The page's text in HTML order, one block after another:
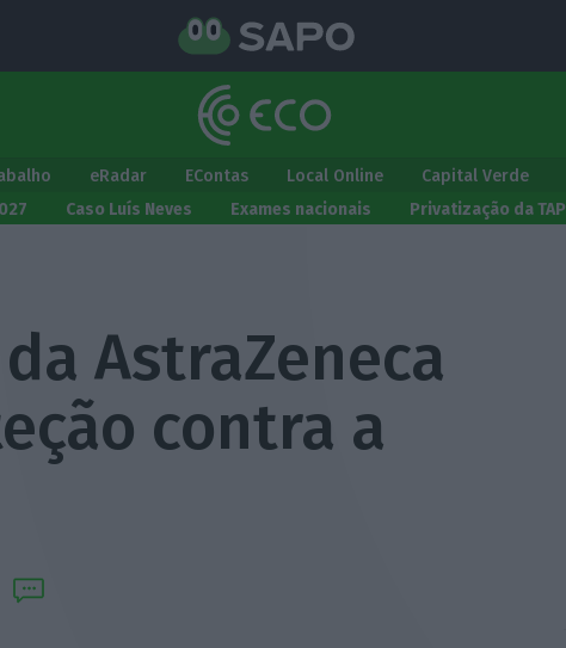
eRadar EContas Local Online Capital Verde
Caso Luís Neves Exames nacionais Privatização da TAP
AstraZeneca
contra a